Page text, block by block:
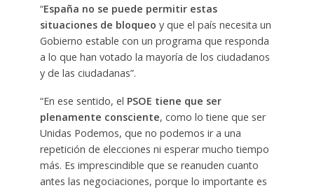
“España no se puede permitir estas
situaciones de bloqueo y que el país necesita un
Gobierno estable con un programa que responda
a lo que han votado la mayoría de los ciudadanos
y de las ciudadanas”.
“En ese sentido, el PSOE tiene que ser
plenamente consciente, como lo tiene que ser
Unidas Podemos, que no podemos ir a una
repetición de elecciones ni esperar mucho tiempo
más. Es imprescindible que se reanuden cuanto
antes las negociaciones, porque lo importante es